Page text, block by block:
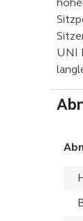
UNI